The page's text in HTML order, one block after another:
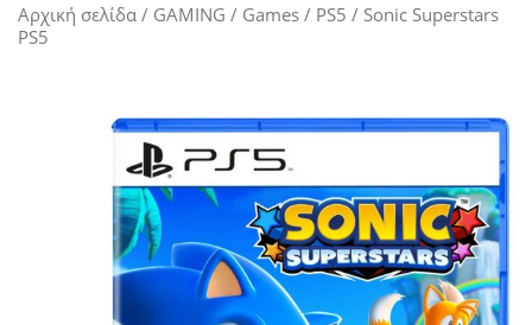
TABLETS
ΕΚΤΥΠΩΤΈΣ – ΠΟΛΥΜΗΧΑΝΉΜΑΤΑ
WEB CAMERA
ΚΟΥΤΙΆ ΥΠΟΛΟΓΙΣΤΏΝ
CASE FANS
LIQUID COOLERS
Αρχική σελίδα / GAMING / Games / PS5 / Sonic Superstars
PS5